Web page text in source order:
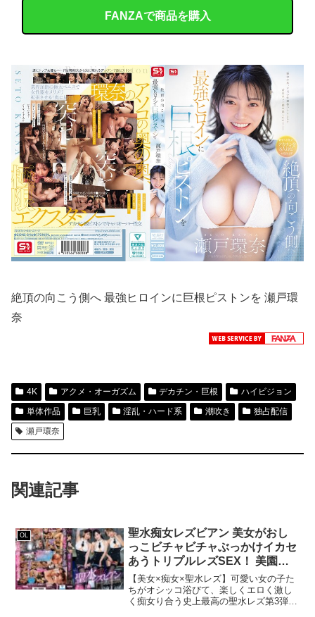
FANZAで商品を購入
絶頂の向こう側へ 最強ヒロインに巨根ピストンを 瀬戸環
奈
4K アクメ・オーガズム デカチン・巨根
ハイビジョン
単体作品
巨乳 淫乱・ハード系 潮吹き
独占配信
瀬戸環奈
関連記事
OL
聖水痴女レズビアン 美女がおし
っこビチャビチャぶっかけイカセ
あうトリプルレズSEX！ 美園和
花 響乃うた 浜崎真緒
【美女×痴女×聖水レズ】可愛い女の子た
ちがオシッコ浴びて、楽しくエロく激し
く痴女り合う史上最高の聖水レズ第3弾！